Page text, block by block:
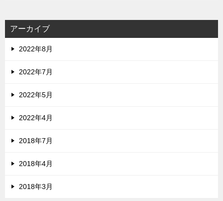
アーカイブ
2022年8月
2022年7月
2022年5月
2022年4月
2018年7月
2018年4月
2018年3月